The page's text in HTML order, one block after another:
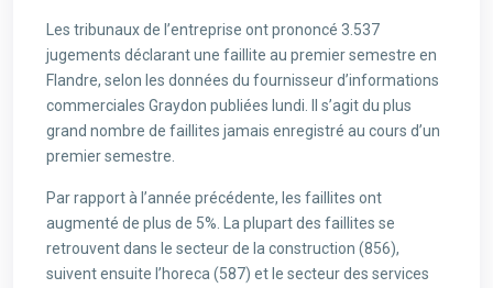
Les tribunaux de l’entreprise ont prononcé 3.537
jugements déclarant une faillite au premier semestre en
Flandre, selon les données du fournisseur d’informations
commerciales Graydon publiées lundi. Il s’agit du plus
grand nombre de faillites jamais enregistré au cours d’un
premier semestre.
Par rapport à l’année précédente, les faillites ont
augmenté de plus de 5%. La plupart des faillites se
retrouvent dans le secteur de la construction (856),
suivent ensuite l’horeca (587) et le secteur des services